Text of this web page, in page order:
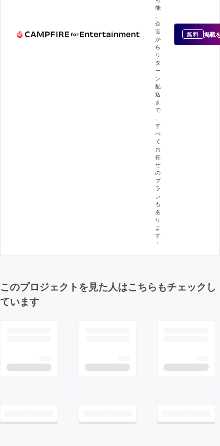
能
企
画
か
ら
リ
タ
ー
ン
配
送
ま
で
す
べ
て
お
任
せ
の
プ
ラ
ン
も
あ
り
ま
す
！
無料 掲載
このプロジェクトを見た人はこちらもチェックし
ています